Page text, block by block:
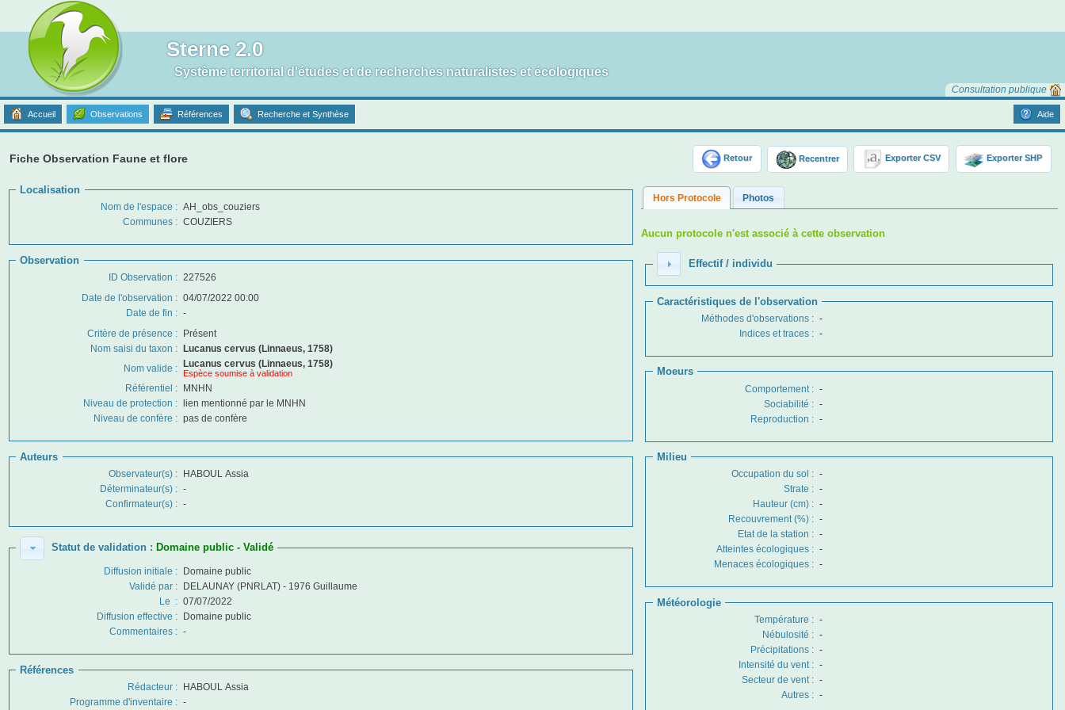
Sterne 2.0
Système territorial d'études et de recherches naturalistes et écologiques
Consultation publique
Accueil Observations Références Recherche et Synthèse Aide
Fiche Observation Faune et flore Retour Recentrer Exporter CSV Exporter SHP
Localisation
Nom de l'espace : AH_obs_couziers
Communes : COUZIERS
Observation
ID Observation : 227526
Date de l'observation : 04/07/2022 00:00
Date de fin : -
Critère de présence :
Présent
Nom saisi du taxon : Lucanus cervus (Linnaeus, 1758)
Nom valide : Lucanus cervus (Linnaeus, 1758)
Espèce soumise à validation
Référentiel :
MNHN
Niveau de protection : lien mentionné par le MNHN
Niveau de confère : pas de confère
Auteurs
Observateur(s) :
HABOUL Assia
Déterminateur(s) : -
Confirmateur(s) : -
Statut de validation : Domaine public - Validé
Diffusion initiale :
Domaine public
Validé par:
DELAUNAY (PNRLAT) - 1976 Guillaume
Le
: 07/07/2022
Diffusion effective :
Domaine public
Commentaires: -
Références
Rédacteur :
HABOUL Assia
Programme d'inventaire : -
Hors Protocole Photos
Aucun protocole n'est associé à cette observation
Effectif / individu
Caractéristiques de l'observation
Méthodes d'observations : -
Indices et traces : -
Moeurs
Comportement : -
Sociabilité : -
Reproduction : -
Milieu
Occupation du sol : -
Strate : -
Hauteur (cm) : -
Recouvrement (%) : -
Etat de la station : -
Atteintes écologiques : -
Menaces écologiques : -
Météorologie
Température : -
Nébulosité : -
Précipitations : -
Intensité du vent : -
Secteur de vent : -
Autres : -